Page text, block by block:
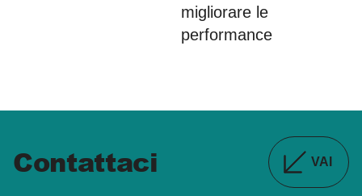
migliorare le
performance
Contattaci VAI